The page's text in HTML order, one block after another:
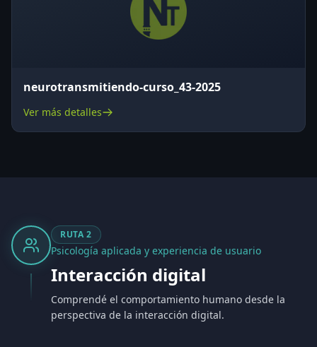
neurotransmitiendo-curso_43-2025
Ver más detalles
RUTA 2
Psicología aplicada y experiencia de usuario
Interacción digital
Comprendé el comportamiento humano desde la
perspectiva de la interacción digital.